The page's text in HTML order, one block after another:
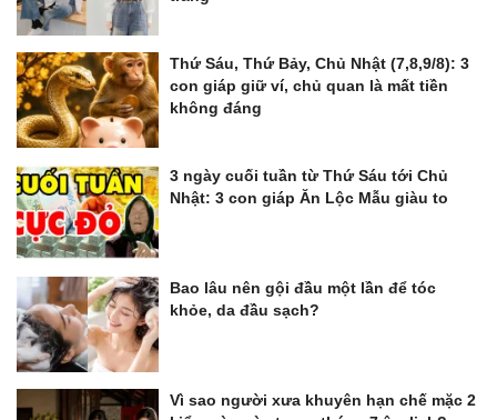
Thứ Sáu, Thứ Bảy, Chủ Nhật (7,8,9/8): 3
con giáp giữ ví, chủ quan là mất tiền
không đáng
3 ngày cuối tuần từ Thứ Sáu tới Chủ
Nhật: 3 con giáp Ăn Lộc Mẫu giàu to
Bao lâu nên gội đầu một lần để tóc
khỏe, da đầu sạch?
Vì sao người xưa khuyên hạn chế mặc 2